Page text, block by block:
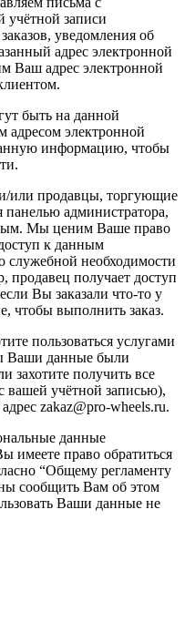
учётной записи
уведомления об
адрес электронной
Ваш адрес электронной
быть на данной
адресом электронной
информацию, чтобы
или продавцы, торгующие
администратора,
Мы ценим Ваше право
к данным
служебной необходимости
продавец получает доступ
Вы заказали что-то у
чтобы выполнить заказ.
пользоваться услугами
Ваши данные были
захотите получить все
вашей учётной записью),
zakaz@pro-wheels.ru.
данные
имеете право обратиться
“Общему регламенту
сообщить Вам об этом
Ваши данные не